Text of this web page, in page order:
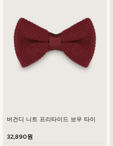
버건디 니트 프리타이드 보우 타이
32,890원